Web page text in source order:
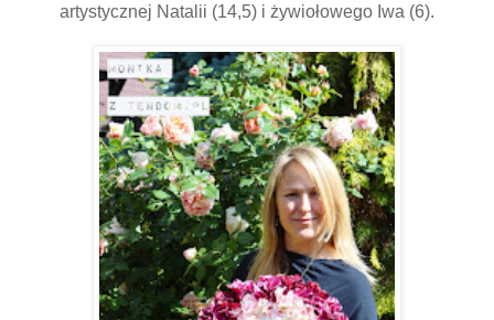
artystycznej Natalii (14,5) i żywiołowego Iwa (6).